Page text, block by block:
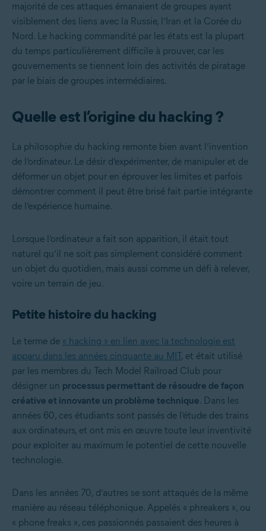
majorité de ces attaques émanaient de groupes ayant
visiblement des liens avec la Russie, l’Iran et la Corée du
Nord. Le hacking commandité par les états est la plupart
du temps particulièrement difficile à prouver, car les
gouvernements se tiennent loin des activités de piratage
par le biais de groupes intermédiaires.
Quelle est l’origine du hacking ?
La philosophie du hacking remonte bien avant l’invention
de l’ordinateur. Le désir d’expérimenter, de manipuler et de
déformer un objet pour en éprouver les limites et parfois
démontrer comment il peut être brisé fait partie intégrante
de l’expérience humaine.
Lorsque l’ordinateur a fait son apparition, il était tout
naturel qu’il ne soit pas simplement considéré comment
un objet du quotidien, mais aussi comme un défi à relever,
voire un terrain de jeu.
Petite histoire du hacking
Le terme de « hacking » en lien avec la technologie est
apparu dans les années cinquante au MIT, et était utilisé
par les membres du Tech Model Railroad Club pour
désigner un processus permettant de résoudre de façon
créative et innovante un problème technique. Dans les
années 60, ces étudiants sont passés de l’étude des trains
aux ordinateurs, et ont mis en œuvre toute leur inventivité
pour exploiter au maximum le potentiel de cette nouvelle
technologie.
Dans les années 70, d’autres se sont attaqués de la même
manière au réseau téléphonique. Appelés « phreakers », ou
« phone freaks », ces passionnés passaient des heures à